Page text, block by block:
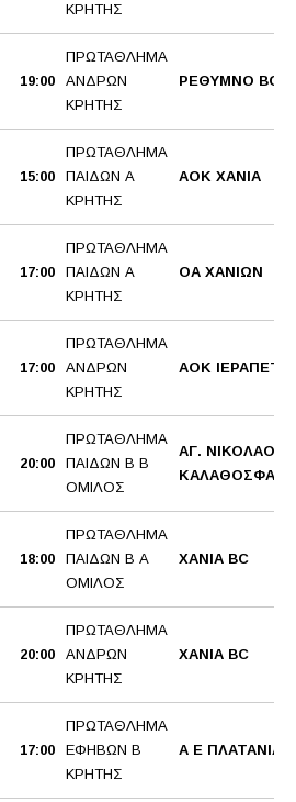
ΚΡΗΤΗΣ
19:00
ΠΡΩΤΑΘΛΗΜΑ
ΑΝΔΡΩΝ
ΚΡΗΤΗΣ
ΡΕΘΥΜΝΟ BC
15:00
ΠΡΩΤΑΘΛΗΜΑ
ΠΑΙΔΩΝ Α
ΚΡΗΤΗΣ
AOK XANΙΑ
17:00
ΠΡΩΤΑΘΛΗΜΑ
ΠΑΙΔΩΝ Α
ΚΡΗΤΗΣ
ΟΑ ΧΑΝΙΩΝ
17:00
ΠΡΩΤΑΘΛΗΜΑ
ΑΝΔΡΩΝ
ΚΡΗΤΗΣ
ΑΟΚ
20:00
ΠΡΩΤΑΘΛΗΜΑ
ΠΑΙΔΩΝ Β Β
ΟΜΙΛΟΣ
ΑΓ. ΝΙΚΟΛΑΟΣ
18:00
ΠΡΩΤΑΘΛΗΜΑ
ΠΑΙΔΩΝ Β Α
ΟΜΙΛΟΣ
ΧΑΝΙΑ BC
20:00
ΠΡΩΤΑΘΛΗΜΑ
ΑΝΔΡΩΝ
ΚΡΗΤΗΣ
ΧΑΝΙΑ BC
17:00
ΠΡΩΤΑΘΛΗΜΑ
ΕΦΗΒΩΝ Β
ΚΡΗΤΗΣ
Α Ε ΠΛΑΤΑΝΙΑΣ